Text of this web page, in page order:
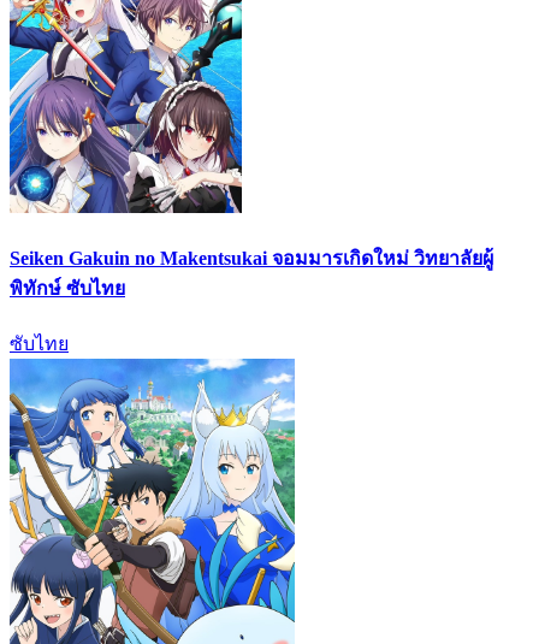
Seiken Gakuin no Makentsukai จอมมารเกิดใหม่ วิทยาลัยผู้
พิทักษ์ ซับไทย
ซับไทย